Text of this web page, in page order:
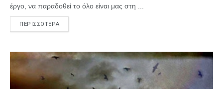
έργο, να παραδοθεί το όλο είναι μας στη ...
ΠΕΡΙΣΣΟΤΕΡΑ